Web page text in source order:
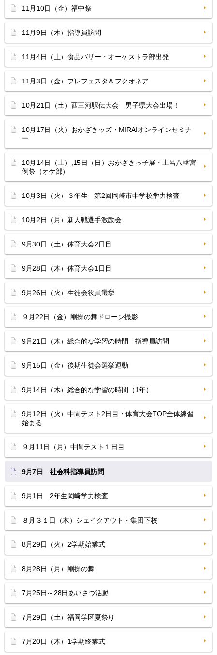
11月10日（金）福中祭
11月9日（木）指導員訪問
11月4日（土）食品バザー・オーケストラ部出発
11月3日（金）プレフェスタ＆フクオネア
10月21日（土）西三河駅伝大会 男子県大会出場！
10月17日（火）おかざきッズ・MIRAIオンラインセミナ
ー
10月14日（土）,15日（日）おかざきっ子展・土呂八幡宮
例祭（オケ部）
10月3日（火）３年生 第2回岡崎市中学校学力検査
10月2日（月）新人戦選手激励会
9月30日（土）体育大会2日目
9月28日（木）体育大会1日目
9月26日（火）生徒会役員選挙
９月22日（金）剛操の舞ドローン撮影
9月21日（木）総合的な学習の時間 指導員訪問
9月15日（金）後期生徒会選挙運動
9月14日（木）総合的な学習の時間（1年）
9月12日（火）中間テスト2日目・体育大会TOP全体練習
始まる
９月11日（月）中間テスト１日目
9月7日 社会科指導員訪問
9月1日 2年生岡崎学力検査
８月３１日（木）シェイクアウト・集団下校
8月29日（火）2学期始業式
8月28日（月）剛操の舞
7月25日～28日あいさつ活動
7月29日（土）福岡学区夏祭り
7月20日（木）1学期終業式